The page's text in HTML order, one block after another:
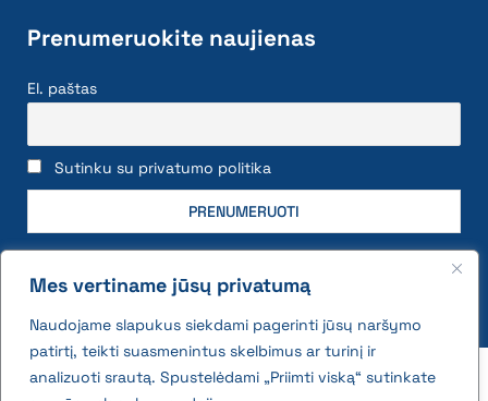
Mes vertiname jūsų privatumą
Naudojame slapukus siekdami pagerinti jūsų naršymo
patirtį, teikti suasmenintus skelbimus ar turinį ir
analizuoti srautą. Spustelėdami „Priimti viską“ sutinkate
Prenumeruokite naujienas
El. paštas
Sutinku su privatumo politika
2026 © All rights reserved | VĮ Žemės ūkio duomenų
centras